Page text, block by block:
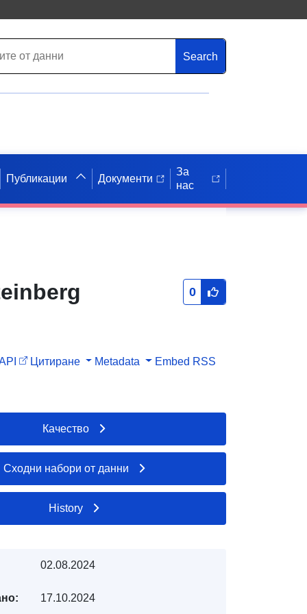
Search
Публикации Документи
За
нас
0
Цитиране Metadata Embed RSS
Качество
Сходни набори от данни
History
02.08.2024
17.10.2024